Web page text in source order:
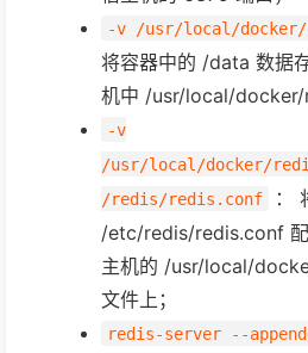
-v /usr/local/
将容器中的 /data 数据
机中 /usr/local/docker/
-v
/usr/local/docker/
/redis/redis.conf
：
/etc/redis/redis.conf
主机的 /usr/local/
文件上；
redis-server --